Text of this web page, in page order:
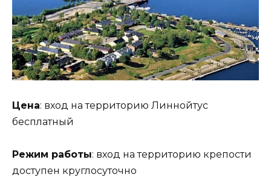
Цена: вход на территорию Линнойтус
бесплатный
Режим работы: вход на территорию крепости
доступен круглосуточно